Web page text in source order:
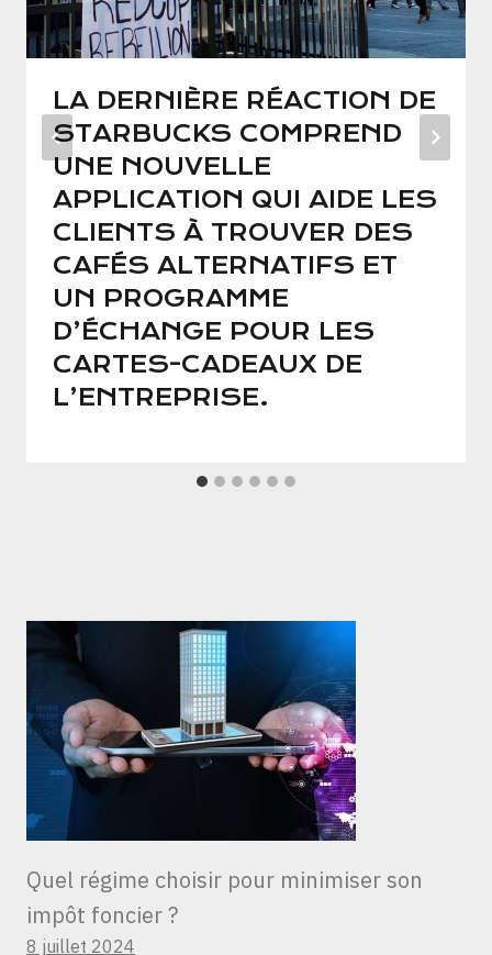
LA DERNIÈRE RÉACTION DE
STARBUCKS COMPREND
UNE NOUVELLE
APPLICATION QUI AIDE LES
CLIENTS À TROUVER DES
CAFÉS ALTERNATIFS ET
UN PROGRAMME
D’ÉCHANGE POUR LES
CARTES-CADEAUX DE
L’ENTREPRISE.
Quel régime choisir pour minimiser son
impôt foncier ?
8 juillet 2024